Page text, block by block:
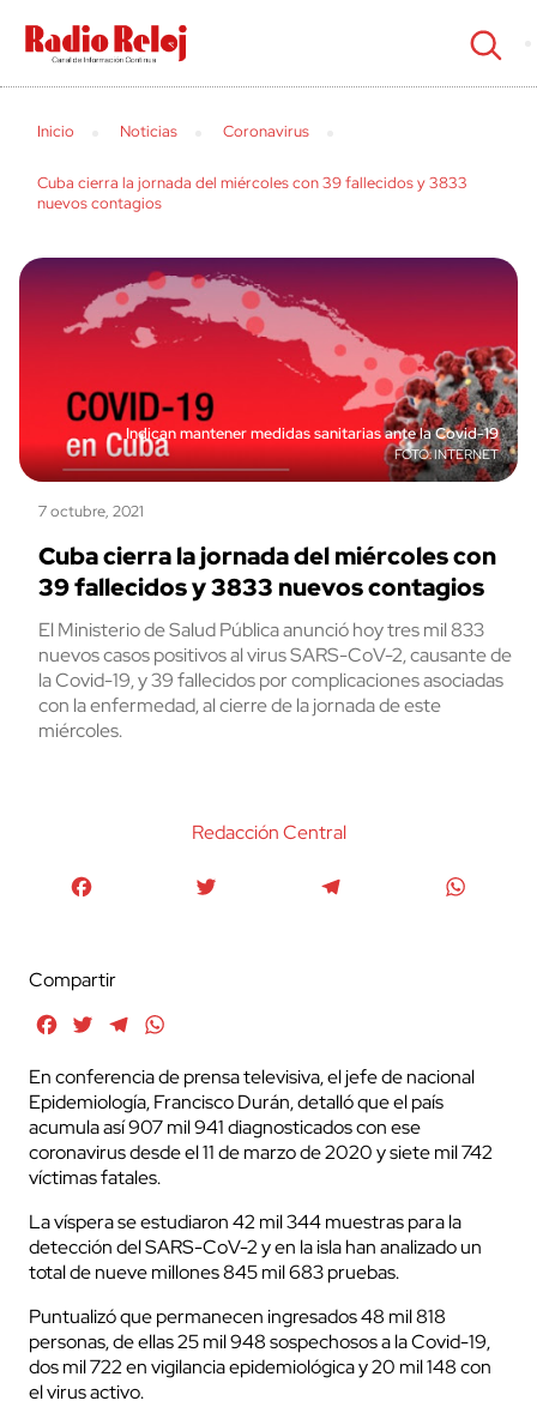
cerrar
Inicio Noticias Coronavirus
Cuba cierra la jornada del miércoles con 39 fallecidos y 3833
nuevos contagios
Indican mantener medidas sanitarias ante la Covid-19
INTERNET
7 octubre, 2021
Cuba cierra la jornada del miércoles con
39 fallecidos y 3833 nuevos contagios
El Ministerio de Salud Pública anunció hoy tres mil 833
nuevos casos positivos al virus SARS-CoV-2, causante de
la Covid-19, y 39 fallecidos por complicaciones asociadas
con la enfermedad, al cierre de la jornada de este
miércoles.
Redacción Central
Compartir
FacebookTwitterTelegram
En conferencia de prensa televisiva, el jefe de nacional
Epidemiología, Francisco Durán, detalló que el país
acumula así 907 mil 941 diagnosticados con ese
coronavirus desde el 11 de marzo de 2020 y siete mil 742
víctimas fatales.
La víspera se estudiaron 42 mil 344 muestras para la
detección del SARS-CoV-2 y en la isla han analizado un
total de nueve millones 845 mil 683 pruebas.
Puntualizó que permanecen ingresados 48 mil 818
personas, de ellas 25 mil 948 sospechosos a la Covid-19,
dos mil 722 en vigilancia epidemiológica y 20 mil 148 con
el virus activo.